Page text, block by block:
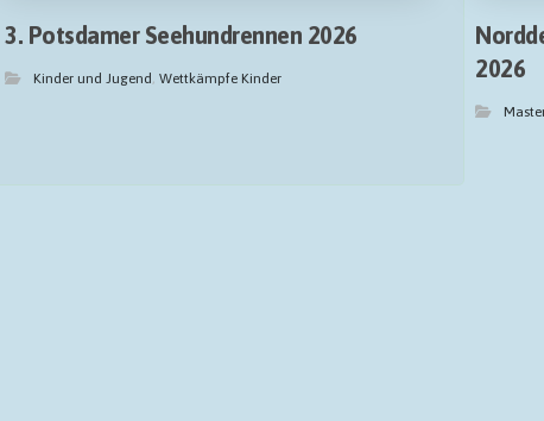
3. Potsdamer Seehundrennen 2026
Kinder und Jugend,Wettkämpfe Kinder
2026